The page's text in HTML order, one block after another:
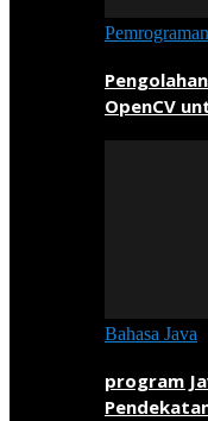
Pemrograman
OpenCV
Bahasa Java
program